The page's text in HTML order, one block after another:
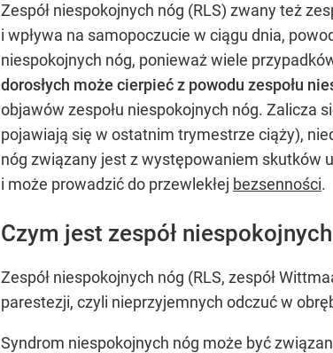
Zespół niespokojnych nóg (RLS) zwany też
i wpływa na samopoczucie w ciągu dnia,
niespokojnych nóg, ponieważ wiele
dorosłych może cierpieć z powodu zespołu
objawów zespołu niespokojnych nóg. Zalicza
pojawiają się w ostatnim trymestrze ciąży),
nóg związany jest z występowaniem skutków
i może prowadzić do przewlekłej bezsenności.
Czym jest zespół
Zespół niespokojnych nóg (RLS, zespół
parestezji, czyli nieprzyjemnych odczuć w
Syndrom niespokojnych nóg może być